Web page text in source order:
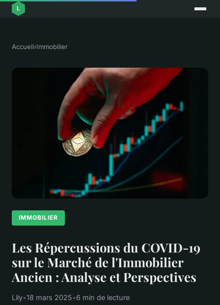
Accueil›Immobilier
IMMOBILIER
Les Répercussions du COVID-19
sur le Marché de l'Immobilier
Ancien : Analyse et Perspectives
Lily•18 mars 2025•6 min de lecture